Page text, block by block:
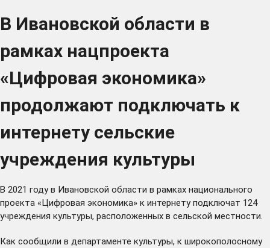
В Ивановской области в
рамках нацпроекта
«Цифровая экономика»
продолжают подключать к
интернету сельские
учреждения культуры
В 2021 году в Ивановской области в рамках национального
проекта «Цифровая экономика» к интернету подключат 124
учреждения культуры, расположенных в сельской местности.
Как сообщили в департаменте культуры, к широкополосному